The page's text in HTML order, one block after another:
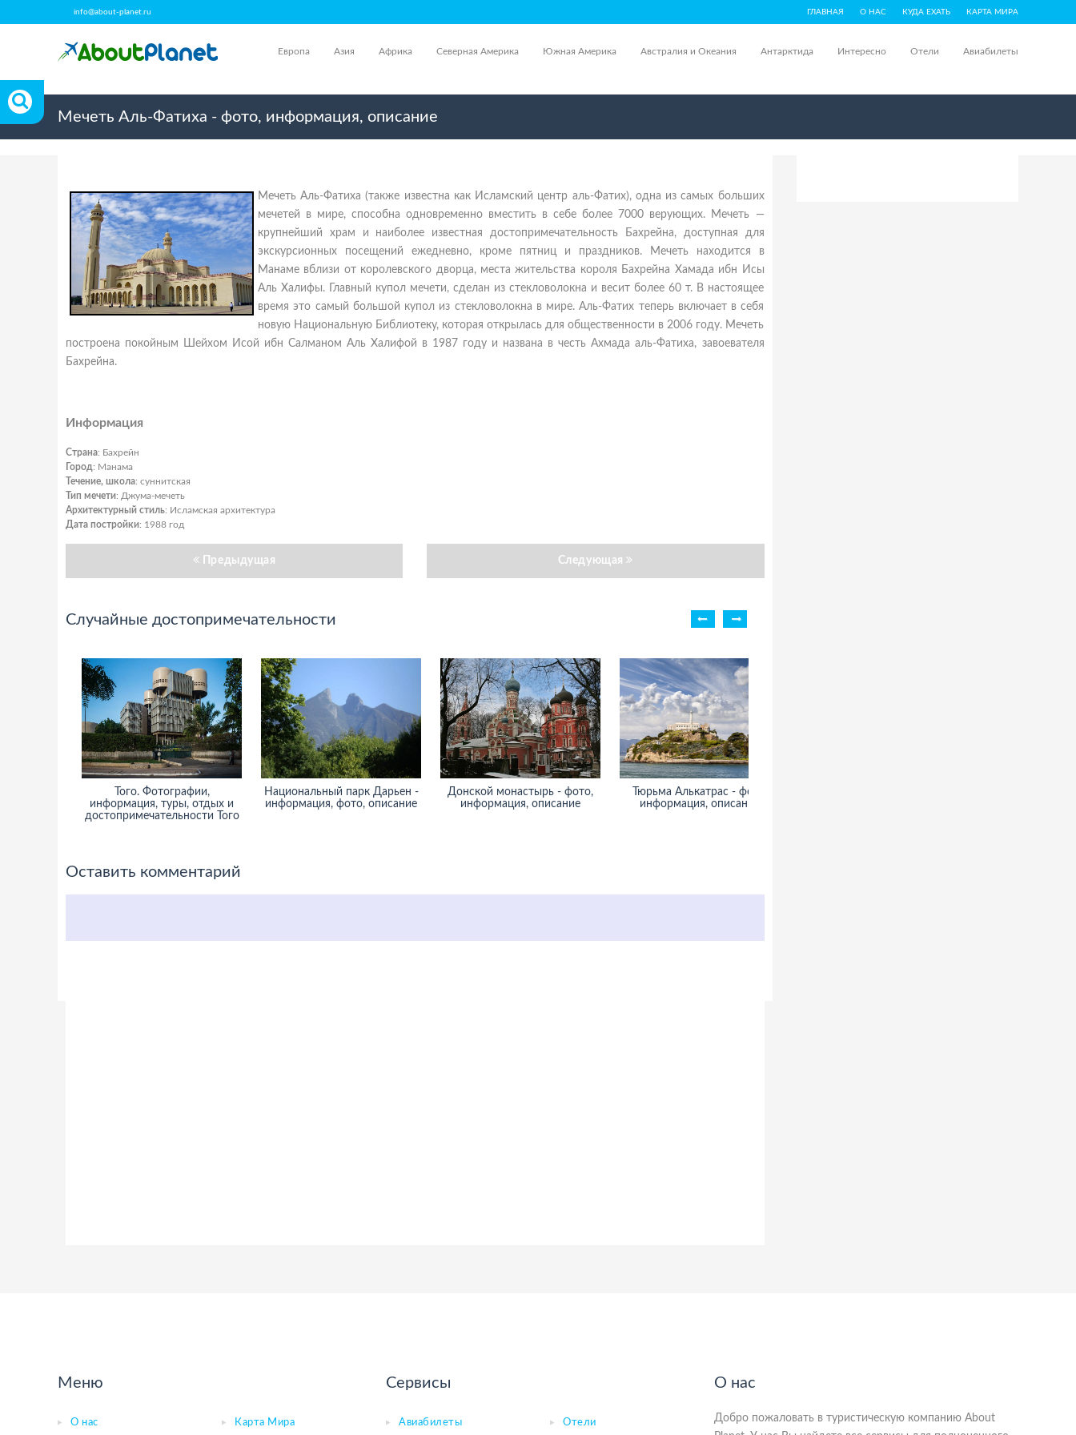
info@about-planet.ru ГЛАВНАЯ О НАС КУДА ЕХАТЬ КАРТА МИРА
Европа Азия Африка Северная Америка Южная Америка Австралия и Океания Антарктида Интересно Отели Авиабилеты
Мечеть Аль-Фатиха - фото, информация, описание
Мечеть Аль-Фатиха (также известна как Исламский центр аль-Фатих), одна из самых больших
мечетей в мире, способна одновременно вместить в себе более 7000 верующих. Мечеть —
крупнейший храм и наиболее известная достопримечательность Бахрейна, доступная для
экскурсионных посещений ежедневно, кроме пятниц и праздников. Мечеть находится в
Манаме вблизи от королевского дворца, места жительства короля Бахрейна Хамада ибн Исы
Аль Халифы. Главный купол мечети, сделан из стекловолокна и весит более 60 т. В настоящее
время это самый большой купол из стекловолокна в мире. Аль-Фатих теперь включает в себя
новую Национальную Библиотеку, которая открылась для общественности в 2006 году. Мечеть
построена покойным Шейхом Исой ибн Салманом Аль Халифой в 1987 году и названа в честь Ахмада аль-Фатиха, завоевателя
Бахрейна.
Информация
Страна: Бахрейн
Город: Манама
Течение, школа: суннитская
Тип мечети: Джума-мечеть
Архитектурный стиль: Исламская архитектура
Дата постройки: 1988 год
Предыдущая Следующая
Случайные достопримечательности
Того. Фотографии,
информация, туры, отдых и
достопримечательности Того
Национальный парк Дарьен -
информация, фото, описание
Донской монастырь - фото,
информация, описание
Тюрьма Алькатрас - фото,
информация, описание
Оставить комментарий
Меню
О нас Карта Мира
Сервисы
Авиабилеты Отели
О нас
Добро пожаловать в туристическую компанию About